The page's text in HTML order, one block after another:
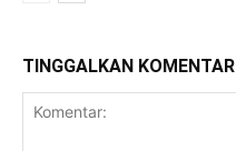
TINGGALKAN KOMENTAR